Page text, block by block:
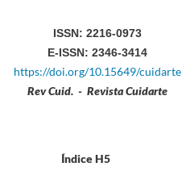
ISSN: 2216-0973
E-ISSN: 2346-3414
https://doi.org/10.15649/cuidarte
Rev Cuid. - Revista Cuidarte
Índice H5